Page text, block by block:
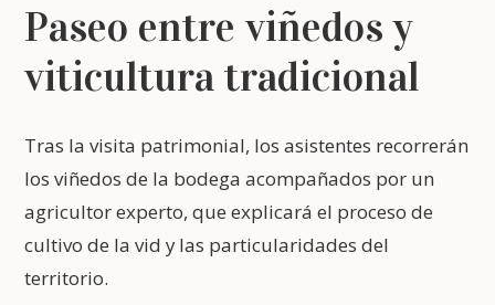
Paseo entre viñedos y
viticultura tradicional
Tras la visita patrimonial, los asistentes recorrerán
los viñedos de la bodega acompañados por un
agricultor experto, que explicará el proceso de
cultivo de la vid y las particularidades del
territorio.